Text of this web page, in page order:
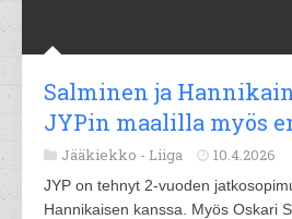
Salminen ja
JYPin maalilla myös
Jääkiekko - Liiga 10.4.2026
JYP on tehnyt 2-vuoden
Hannikaisen kanssa. Myös Oskari